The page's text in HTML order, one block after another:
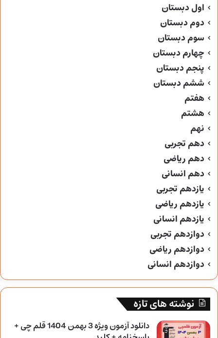
اول دبستان
دوم دبستان
سوم دبستان
چهارم دبستان
پنجم دبستان
ششم دبستان
هفتم
هشتم
نهم
دهم تجربی
دهم ریاضی
دهم انسانی
یازدهم تجربی
یازدهم ریاضی
یازدهم انسانی
دوازدهم تجربی
دوازدهم ریاضی
دوازدهم انسانی
نوشته های تازه
دانلود آزمون ویژه 3 بهمن 1404 قلم چی +